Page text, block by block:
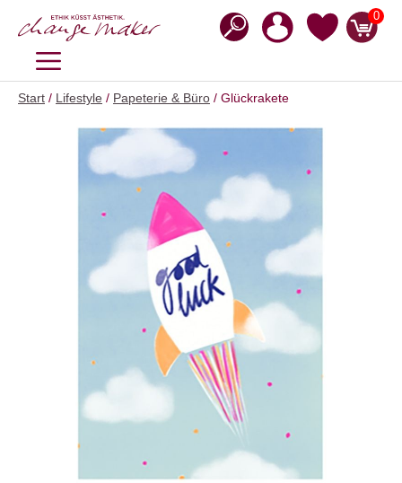
Inhalt
0
MENÜ
Start / Lifestyle / Papeterie & Büro / Glückrakete